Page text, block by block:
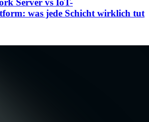
Server vs IoT-
was jede Schicht wirklich tut